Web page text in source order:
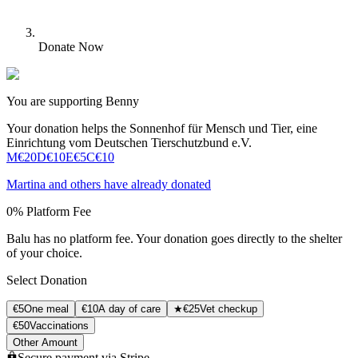
Donate Now
You are supporting Benny
Your donation helps the Sonnenhof für Mensch und Tier, eine
Einrichtung vom Deutschen Tierschutzbund e.V.
M€20D€10Е€5C€10
Martina and others have already donated
0% Platform Fee
Balu has no platform fee. Your donation goes directly to the shelter
of your choice.
Select Donation
€5One meal €10A day of care ★€25Vet checkup
€50Vaccinations
Other Amount